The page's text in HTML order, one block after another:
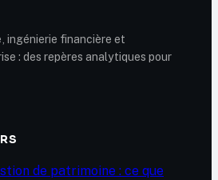
ingénierie financière et
: des repères analytiques pour
de patrimoine : ce que